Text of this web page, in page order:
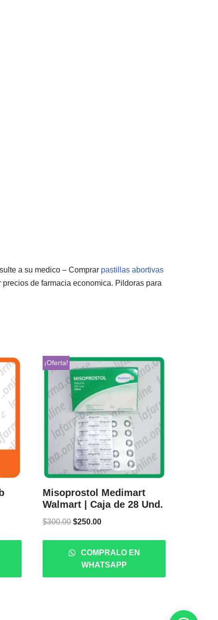
a su medico – Comprar pastillas abortivas
de farmacia economica. Pildoras para
¡Oferta!
Misoprostol Medimart
Walmart | Caja de 28 Und.
$300.00 $250.00
COMPRALO EN
WHATSAPP